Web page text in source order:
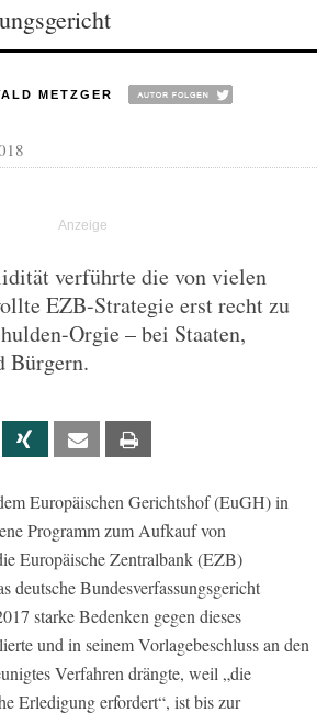
METZGER
verführte die von vielen
EZB-Strategie erst recht zu
Orgie – bei Staaten,
Bürgern.
Linkedin Xing Email
Europäischen Gerichtshof (EuGH) in
Programm zum Aufkauf von
Europäische Zentralbank (EZB)
deutsche Bundesverfassungsgericht
starke Bedenken gegen dieses
und in seinem Vorlagebeschluss an den
Verfahren drängte, weil „die
Erledigung erfordert“, ist bis zur